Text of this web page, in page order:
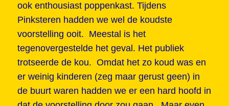
ook enthousiast poppenkast. Tijdens
Pinksteren hadden we wel de koudste
voorstelling ooit. Meestal is het
tegenovergestelde het geval. Het publiek
trotseerde de kou. Omdat het zo koud was en
er weinig kinderen (zeg maar gerust geen) in
de buurt waren hadden we er een hard hoofd in